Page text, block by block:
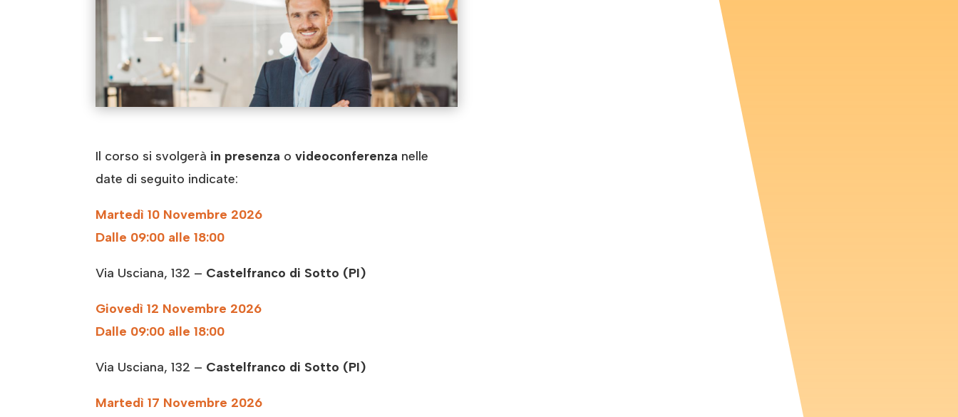
Il corso si svolgerà in presenza o videoconferenza nelle
date di seguito indicate:
Martedì 10 Novembre 2026
Dalle 09:00 alle 18:00
Via Usciana, 132 – Castelfranco di Sotto (PI)
Giovedì 12 Novembre 2026
Dalle 09:00 alle 18:00
Via Usciana, 132 – Castelfranco di Sotto (PI)
Martedì 17 Novembre 2026